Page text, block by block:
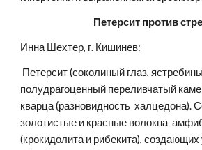
Петерсит против
Инна Шехтер, г. Кишинев:
полудрагоценный переливчатый
кварца (разновидность  халцедона).
золотистые и красные волокна
(крокидолита и рибекита),